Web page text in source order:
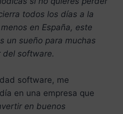
todos los días a la
en España, este
un sueño para muchas
del software.
software, me
en una empresa que
en buenos